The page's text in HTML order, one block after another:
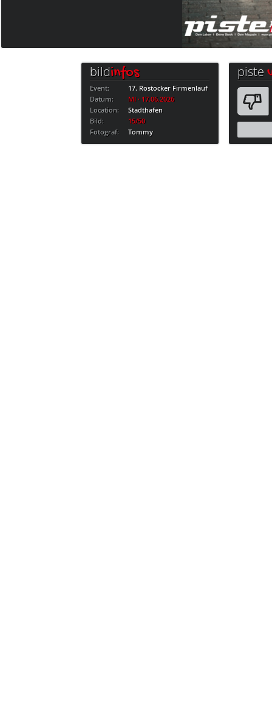
bildinfos
Event:
17. Rostocker Firmenlauf
Datum:
MI · 17.06.2026
Location:
Stadthafen
Bild:
15/50
Fotograf:
Tommy
piste